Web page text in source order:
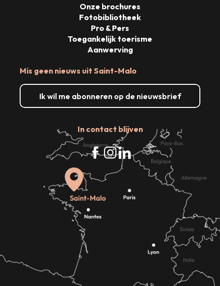
Mis geen nieuws uit Saint-Malo
Ik wil me abonneren op de nieuwsbrief
In contact blijven
Onze brochures
Fotobibliotheek
Pro & Pers
Toegankelijk toerisme
Aanwerving